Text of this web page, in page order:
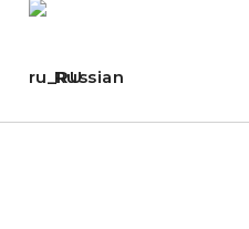
Russian